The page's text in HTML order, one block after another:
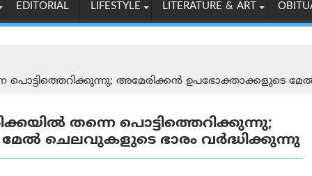
EDITORIAL LIFESTYLE LITERATURE & ART
പൊട്ടിത്തെറിക്കുന്നു; അമേരിക്കൻ ഉപഭോക്താക്കളുടെ
തന്നെ പൊട്ടിത്തെറിക്കുന്നു;
ചെലവുകളുടെ ഭാരം വർദ്ധിക്കുന്നു